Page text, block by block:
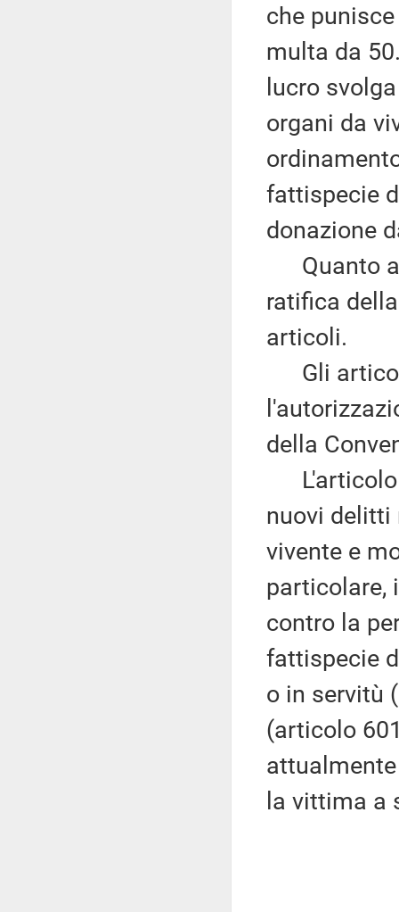
che
multa da
lucro
organi da
fattispecie
donazione
Quanto al
ratifica
articoli.
Gli articoli
della
L'articolo
nuovi delitti
vivente e
particolare,
contro la
fattispecie
o in servitù
(articolo
la vittima a